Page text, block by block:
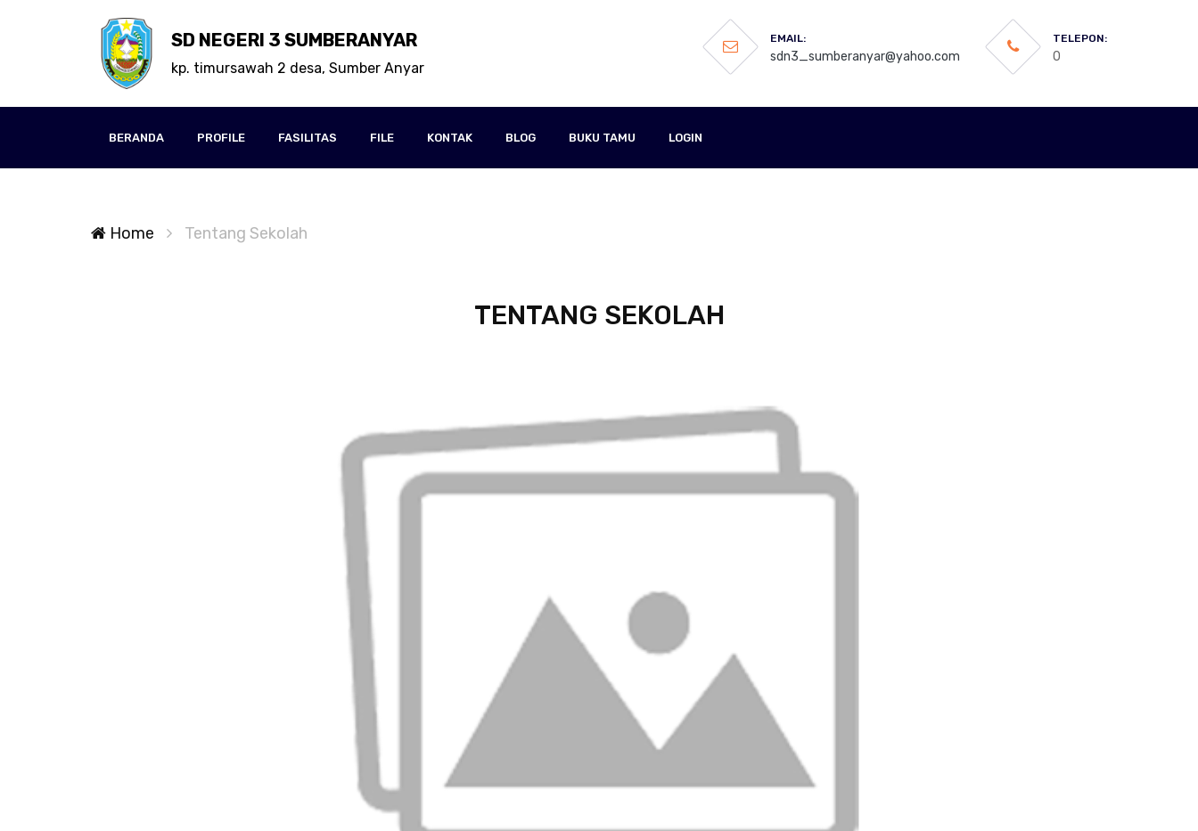
SD NEGERI 3 SUMBERANYAR
kp. timursawah 2 desa, Sumber Anyar
EMAIL:
sdn3_sumberanyar@yahoo.com
TELEPON:
0
BERANDA PROFILE FASILITAS FILE KONTAK BLOG BUKU TAMU LOGIN
Home Tentang Sekolah
TENTANG SEKOLAH